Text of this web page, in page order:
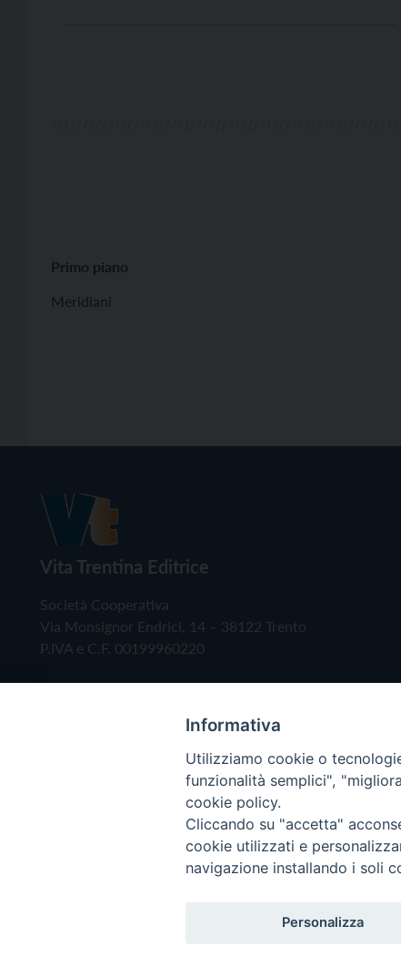
Primo piano
Meridiani
Vita Trentina Editrice
Società Cooperativa
Via Monsignor Endrici, 14 – 38122 Trento
P.IVA e C.F. 00199960220
Copyright © 2019 - Tutti i diritti riservati -
Informativa
Utilizziamo cookie o
funzionalità semplici",
cookie policy.
Cliccando su "accetta"
cookie utilizzati e
navigazione installando i soli
Personalizza